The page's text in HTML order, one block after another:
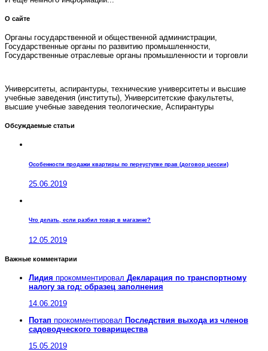
О сайте
Органы государственной и общественной администрации,
Государственные органы по развитию промышленности,
Государственные отраслевые органы промышленности и торговли
Университеты, аспирантуры, технические университеты и высшие
учебные заведения (институты), Университетские факультеты,
высшие учебные заведения теологические, Аспирантуры
Обсуждаемые статьи
Особенности продажи квартиры по переуступке прав (договор цессии)
25.06.2019
Что делать, если разбил товар в магазине?
12.05.2019
Важные комментарии
Лидия прокомментировал Декларация по транспортному
налогу за год: образец заполнения
14.06.2019
Потап прокомментировал Последствия выхода из членов
садоводческого товарищества
15.05.2019